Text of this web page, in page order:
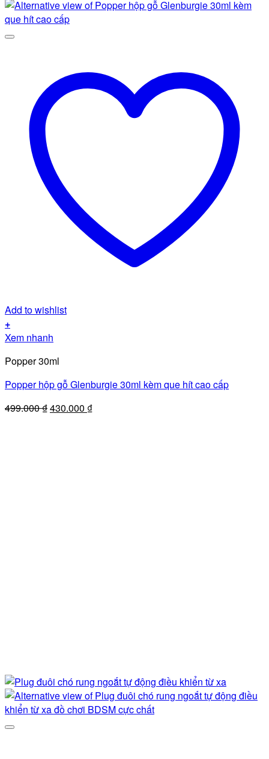
Add to wishlist
+
Xem nhanh
Popper 30ml
Popper hộp gỗ Glenburgie 30ml kèm que hít cao cấp
499.000₫Giá
430.000 ₫Giá